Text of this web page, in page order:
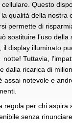
cellulare. Questo
qualità della nostra
permette di
sostituire l’uso
il display illuminato
Tuttavia,
dalla ricarica di
assai notevole e
regola per chi aspira
senza